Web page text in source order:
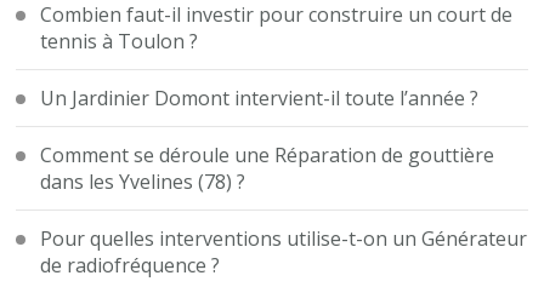
Combien faut-il investir pour construire un court de
tennis à Toulon ?
Un Jardinier Domont intervient-il toute l’année ?
Comment se déroule une Réparation de gouttière
dans les Yvelines (78) ?
Pour quelles interventions utilise-t-on un Générateur
de radiofréquence ?